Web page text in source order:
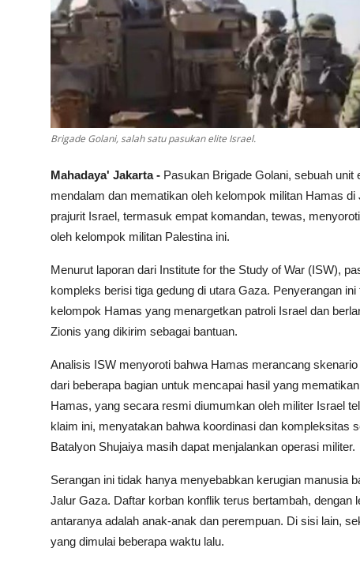
Brigade Golani, salah satu pasukan elite Israel.
Mahadaya' Jakarta - Pasukan Brigade Golani, sebuah
mendalam dan mematikan oleh kelompok militan Hamas
prajurit Israel, termasuk empat komandan, tewas,
oleh kelompok militan Palestina ini.
Menurut laporan dari Institute for the Study of War (ISW),
kompleks berisi tiga gedung di utara Gaza. Penyerangan
kelompok Hamas yang menargetkan patroli Israel dan
Zionis yang dikirim sebagai bantuan.
Analisis ISW menyoroti bahwa Hamas merancang
dari beberapa bagian untuk mencapai hasil yang
Hamas, yang secara resmi diumumkan oleh militer Israel
klaim ini, menyatakan bahwa koordinasi dan kompleksitas
Batalyon Shujaiya masih dapat menjalankan operasi militer.
Serangan ini tidak hanya menyebabkan kerugian manusia
Jalur Gaza. Daftar korban konflik terus bertambah,
antaranya adalah anak-anak dan perempuan. Di sisi lain,
yang dimulai beberapa waktu lalu.